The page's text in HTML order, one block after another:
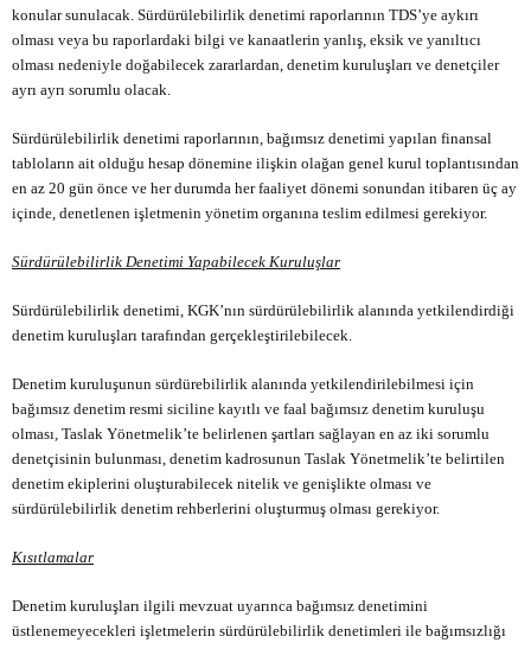
konular sunulacak. Sürdürülebilirlik denetimi raporlarının TDS’ye aykırı
olması veya bu raporlardaki bilgi ve kanaatlerin yanlış, eksik ve yanıltıcı
olması nedeniyle doğabilecek zararlardan, denetim kuruluşları ve denetçiler
ayrı ayrı sorumlu olacak.
Sürdürülebilirlik denetimi raporlarının, bağımsız denetimi yapılan finansal
tabloların ait olduğu hesap dönemine ilişkin olağan genel kurul toplantısından
en az 20 gün önce ve her durumda her faaliyet dönemi sonundan itibaren üç ay
içinde, denetlenen işletmenin yönetim organına teslim edilmesi gerekiyor.
Sürdürülebilirlik Denetimi Yapabilecek Kuruluşlar
Sürdürülebilirlik denetimi, KGK’nın sürdürülebilirlik alanında yetkilendirdiği
denetim kuruluşları tarafından gerçekleştirilebilecek.
Denetim kuruluşunun sürdürebilirlik alanında yetkilendirilebilmesi için
bağımsız denetim resmi siciline kayıtlı ve faal bağımsız denetim kuruluşu
olması, Taslak Yönetmelik’te belirlenen şartları sağlayan en az iki sorumlu
denetçisinin bulunması, denetim kadrosunun Taslak Yönetmelik’te belirtilen
denetim ekiplerini oluşturabilecek nitelik ve genişlikte olması ve
sürdürülebilirlik denetim rehberlerini oluşturmuş olması gerekiyor.
Kısıtlamalar
Denetim kuruluşları ilgili mevzuat uyarınca bağımsız denetimini
üstlenemeyecekleri işletmelerin sürdürülebilirlik denetimleri ile bağımsızlığı